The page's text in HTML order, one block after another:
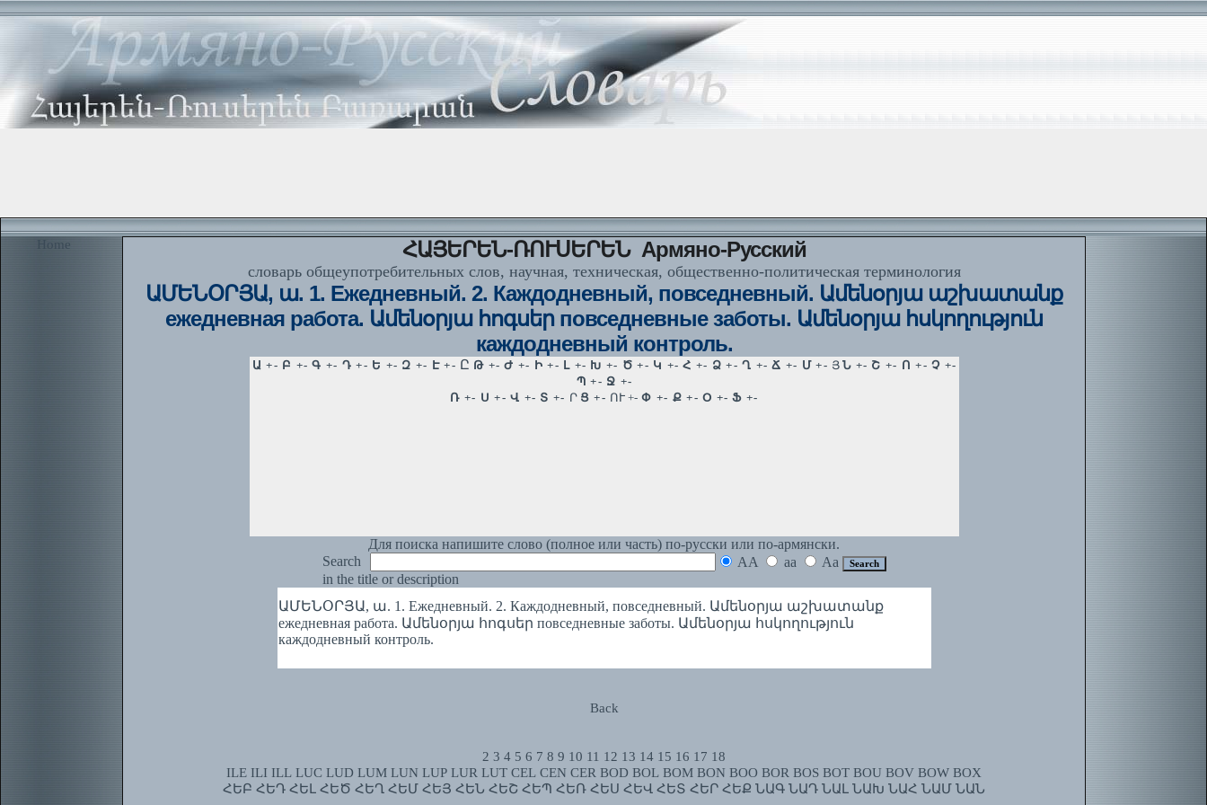
Home ՀԱՅԵՐԵՆ-ՌՈՒՍԵՐԵՆ Армяно-Русский
словарь общеупотребительных слов, научная, техническая, общественно-политическая терминология
ԱՄԵՆՕՐՅԱ, ա. 1. Ежедневный. 2. Каждодневный, повседневный. Ամենօրյա աշխատանք
ежедневная работа. Ամենօրյա հոգսեր повседневные заботы. Ամենօրյա հսկողություն
каждодневный контроль.
Для поиска напишите слово (полное или часть) по-русски или по-армянски.
Search
AA aa
Aa
in the title or description
ԱՄԵՆՕՐՅԱ, ա. 1. Ежедневный. 2. Каждодневный, повседневный. Ամենօրյա աշխատանք
ежедневная работа. Ամենօրյա հոգսեր повседневные заботы. Ամենօրյա հսկողություն
каждодневный контроль.
Back
2 3 4 5 6 7 8 9 10 11 12 13 14 15 16 17 18
ILE ILI ILL LUC LUD LUM LUN LUP LUR LUT CEL CEN CER BOD BOL BOM BON BOO BOR BOS BOT BOU BOV BOW BOX
ՀԵԲ ՀԵԴ ՀԵԼ ՀԵԾ ՀԵՂ ՀԵՄ ՀԵՅ ՀԵՆ ՀԵՇ ՀԵՊ ՀԵՌ ՀԵՍ ՀԵՎ ՀԵՏ ՀԵՐ ՀԵՔ ՆԱԳ ՆԱԴ ՆԱԼ ՆԱԽ ՆԱՀ ՆԱՄ ՆԱՆ